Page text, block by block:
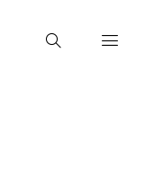
Recherche